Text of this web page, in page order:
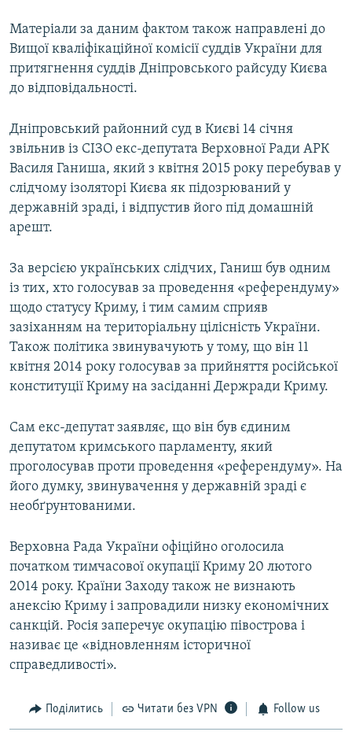
Матеріали за даним фактом також направлені до
Вищої кваліфікаційної комісії суддів України для
притягнення суддів Дніпровського райсуду Києва
до відповідальності.
Дніпровський районний суд в Києві 14 січня
звільнив із СІЗО екс-депутата Верховної Ради АРК
Василя Ганиша, який з квітня 2015 року перебував у
слідчому ізоляторі Києва як підозрюваний у
державній зраді, і відпустив його під домашній
арешт.
За версією українських слідчих, Ганиш був одним
із тих, хто голосував за проведення «референдуму»
щодо статусу Криму, і тим самим сприяв
зазіханням на територіальну цілісність України.
Також політика звинувачують у тому, що він 11
квітня 2014 року голосував за прийняття російської
конституції Криму на засіданні Держради Криму.
Сам екс-депутат заявляє, що він був єдиним
депутатом кримського парламенту, який
проголосував проти проведення «референдуму». На
його думку, звинувачення у державній зраді є
необґрунтованими.
Верховна Рада України офіційно оголосила
початком тимчасової окупації Криму 20 лютого
2014 року. Країни Заходу також не визнають
анексію Криму і запровадили низку економічних
санкцій. Росія заперечує окупацію півострова і
називає це «відновленням історичної
справедливості».
Поділитись Читати без VPN Follow us